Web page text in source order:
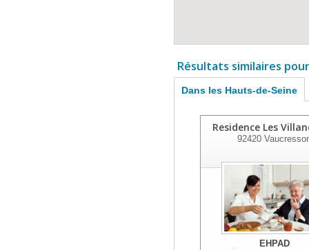
Résultats similaires
Dans les Hauts-de-Seine
Residence Les
92420
EHPAD